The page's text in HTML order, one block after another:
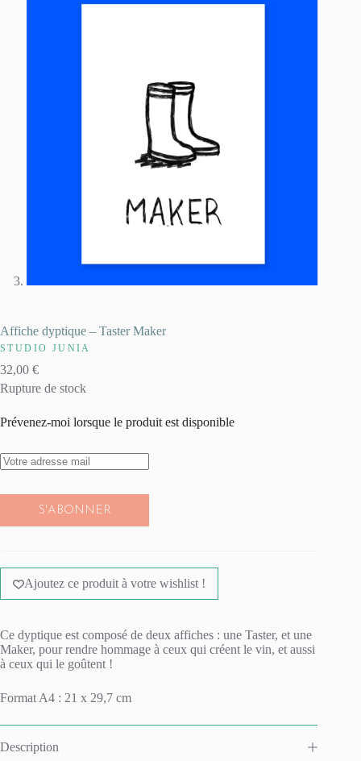
Affiche dyptique – Taster Maker
STUDIO JUNIA
32,00 €
Rupture de stock
Prévenez-moi lorsque le produit est disponible
S'ABONNER
Ajoutez ce produit à votre wishlist !
Ce dyptique est composé de deux affiches : une Taster, et une
Maker, pour rendre hommage à ceux qui créent le vin, et aussi
à ceux qui le goûtent !
Format A4 : 21 x 29,7 cm
Description